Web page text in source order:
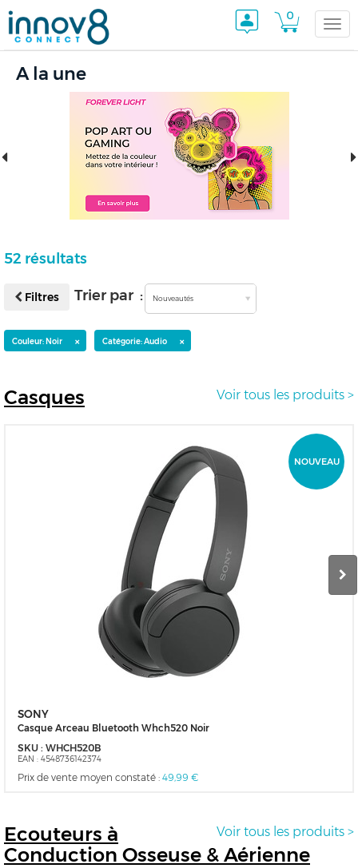
0
A la une
52 résultats
Filtres Trier par : Nouveautés
Couleur: Noir × Catégorie: Audio ×
Voir tous les produits >
Casques
NOUVEAU
SONY
Casque Arceau Bluetooth Whch520 Noir
SKU : WHCH520B
EAN : 4548736142374
Prix de vente moyen constaté : 49,99 €
Voir tous les produits >
Ecouteurs à
Conduction Osseuse & Aérienne